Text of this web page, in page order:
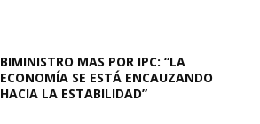
BIMINISTRO MAS POR IPC: “LA
ECONOMÍA SE ESTÁ ENCAUZANDO
HACIA LA ESTABILIDAD”